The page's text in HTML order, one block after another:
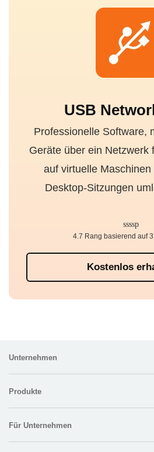
USB
Professionelle Software,
Geräte über ein Netzwerk
auf virtuelle
Desktop-Sitzungen
Kostenlos
4.7 Rang basierend auf
Unternehmen
Produkte
Für Unternehmen